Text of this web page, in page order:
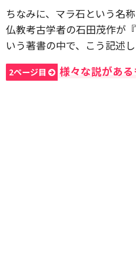
ちなみに、マラ石という名
仏教考古学者の石田茂作が
いう著書の中で、こう記述
2ページ目 様々な説があ